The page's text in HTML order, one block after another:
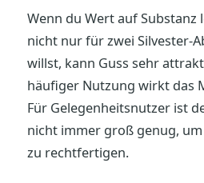
Wenn du Wert auf Substanz
nicht nur für zwei Silvester-
willst, kann Guss sehr
häufiger Nutzung wirkt das
Für Gelegenheitsnutzer ist
nicht immer groß genug,
zu rechtfertigen.